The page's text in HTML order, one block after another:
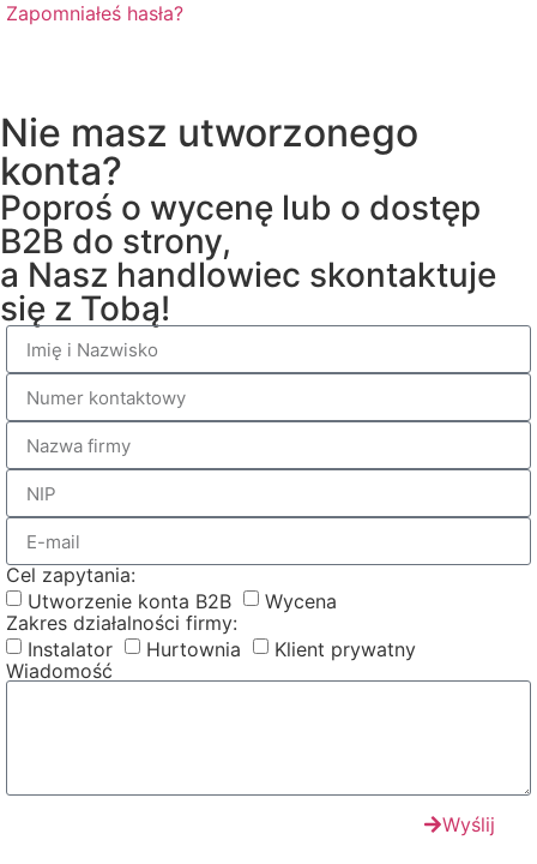
Zapomniałeś hasła?
Nie masz utworzonego
konta?
Poproś o wycenę lub o dostęp
B2B do strony,
a Nasz handlowiec skontaktuje
się z Tobą!
Cel zapytania:
Utworzenie konta B2B
Wycena
Zakres działalności firmy:
Instalator
Hurtownia
Klient prywatny
Wiadomość
Wyślij